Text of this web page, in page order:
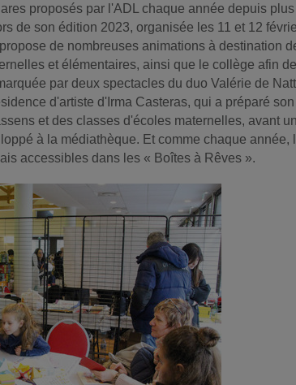
proposés par l'ADL chaque année depuis
de son édition 2023, organisée les 11 et 12
de nombreuses animations à destination
et élémentaires, ainsi que le collège afin
par deux spectacles du duo Valérie de
d'artiste d'Irma Casteras, qui a préparé
et des classes d'écoles maternelles, avant
à la médiathèque. Et comme chaque
accessibles dans les « Boîtes à Rêves ».